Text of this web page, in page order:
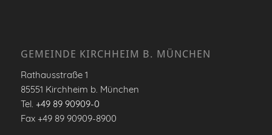
GEMEINDE KIRCHHEIM B. MÜNCHEN
Rathausstraße 1
85551 Kirchheim b. München
Tel. +49 89 90909-0
Fax +49 89 90909-8900